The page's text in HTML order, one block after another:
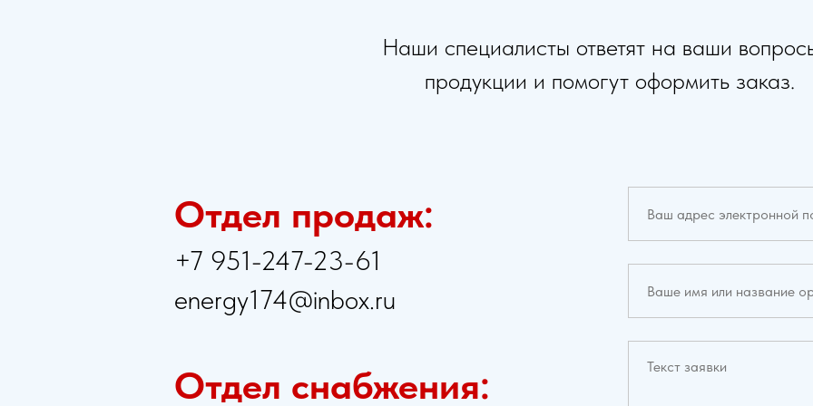
Наши специалисты ответят на ваши
продукции и помогут оформить заказ.
Отдел продаж:
+7 951-247-23-61
energy174@inbox.ru
Отдел снабжения: